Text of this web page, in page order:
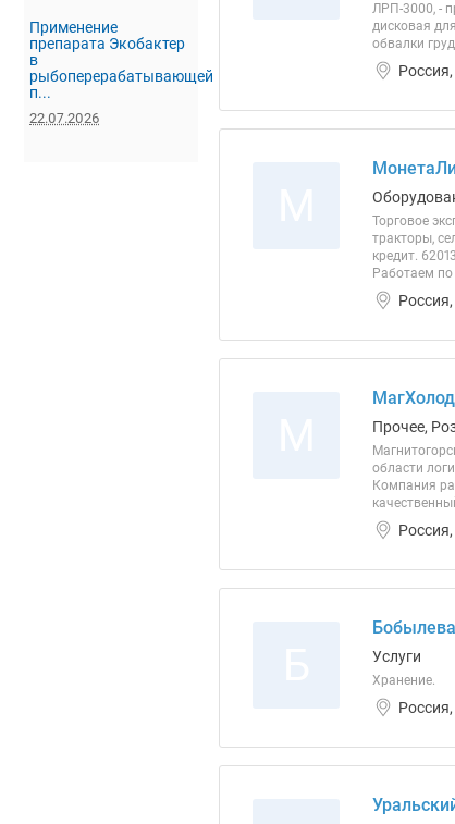
Применение
препарата Экобактер
в
рыбоперерабатывающей
п...
22.07.2026
ЛРП-3000, -
дисковая
обвалки
Торговое
тракторы,
кредит.
Работаем
Прочее,
области
Компания
Услуги
Хранение.